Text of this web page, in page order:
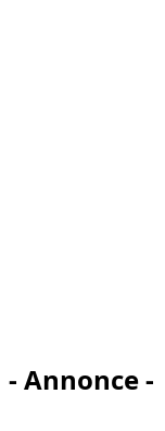
- Annonce -